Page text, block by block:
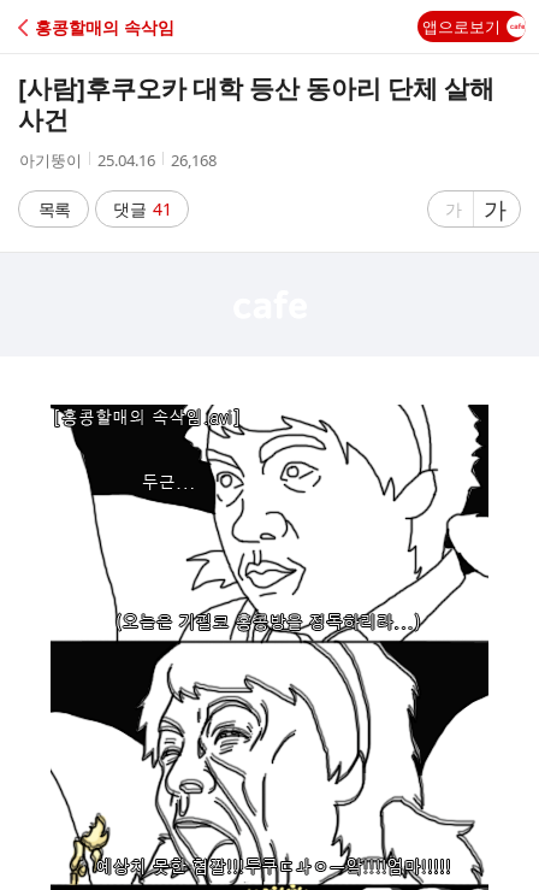
C
A
홍콩할매의 속삭임 앱으로보기
[사람]후쿠오카 대학 등산 동아리 단체 살해
사건
작
자
아기뚱이
작
시
간
25.04.16
조
수
26,168
목록 댓글 41
글
가
글
자
가